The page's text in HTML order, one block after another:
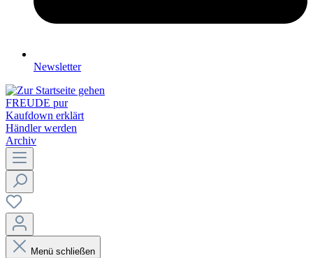
Newsletter
FREUDE pur
Kaufdown erklärt
Händler werden
Archiv
Menü schließen